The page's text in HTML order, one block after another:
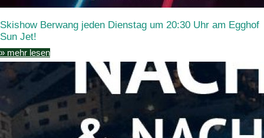
Skishow Berwang jeden Dienstag um 20:30 Uhr am Egghof
Sun Jet!
» mehr lesen